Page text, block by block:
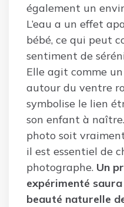
également un
L’eau a un effet
bébé, ce qui peut
sentiment de
Elle agit comme
autour du ventre
symbolise le lien
son enfant à
photo soit
il est essentiel de
photographe. Un
expérimenté
beauté naturelle